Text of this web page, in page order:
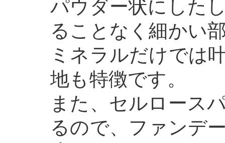
パウダー状にした
ることなく細かい
ミネラルだけでは
地も特徴です。
また、セルロース
るので、ファンデ